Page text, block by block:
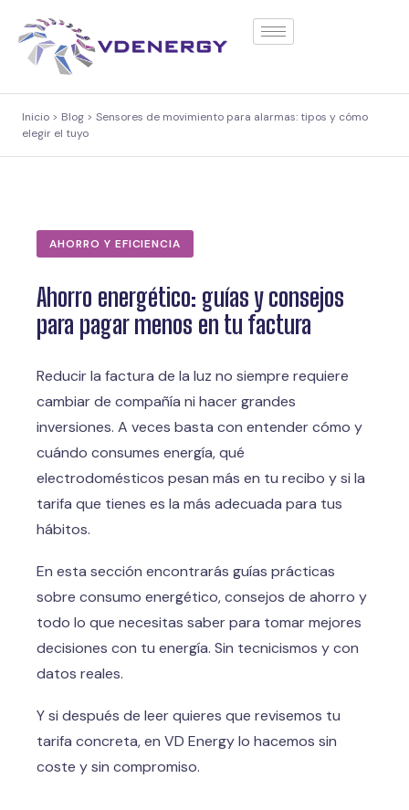
Inicio > Blog > Sensores de movimiento para alarmas: tipos y cómo
elegir el tuyo
AHORRO Y EFICIENCIA
Ahorro energético: guías y consejos
para pagar menos en tu factura
Reducir la factura de la luz no siempre requiere
cambiar de compañía ni hacer grandes
inversiones. A veces basta con entender cómo y
cuándo consumes energía, qué
electrodomésticos pesan más en tu recibo y si la
tarifa que tienes es la más adecuada para tus
hábitos.
En esta sección encontrarás guías prácticas
sobre consumo energético, consejos de ahorro y
todo lo que necesitas saber para tomar mejores
decisiones con tu energía. Sin tecnicismos y con
datos reales.
Y si después de leer quieres que revisemos tu
tarifa concreta, en VD Energy lo hacemos sin
coste y sin compromiso.